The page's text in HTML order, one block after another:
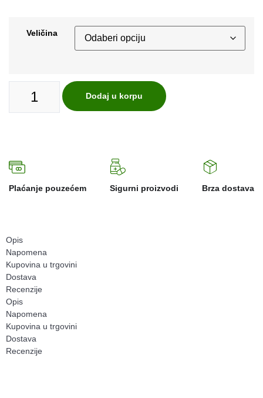
Veličina
Dodaj u korpu
Plaćanje pouzećem Sigurni proizvodi Brza dostava
Opis
Napomena
Kupovina u trgovini
Dostava
Recenzije
Opis
Napomena
Kupovina u trgovini
Dostava
Recenzije